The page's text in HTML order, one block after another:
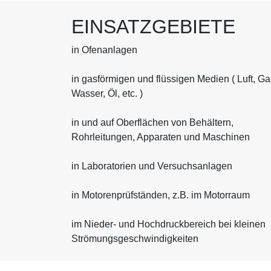
EINSATZGEBIETE
in Ofenanlagen
in gasförmigen und flüssigen Medien ( Luft,
Wasser, Öl, etc. )
in und auf Oberflächen von Behältern,
Rohrleitungen, Apparaten und Maschinen
in Laboratorien und Versuchsanlagen
in Motorenprüfständen, z.B. im Motorraum
im Nieder- und Hochdruckbereich bei kleinen
Strömungsgeschwindigkeiten